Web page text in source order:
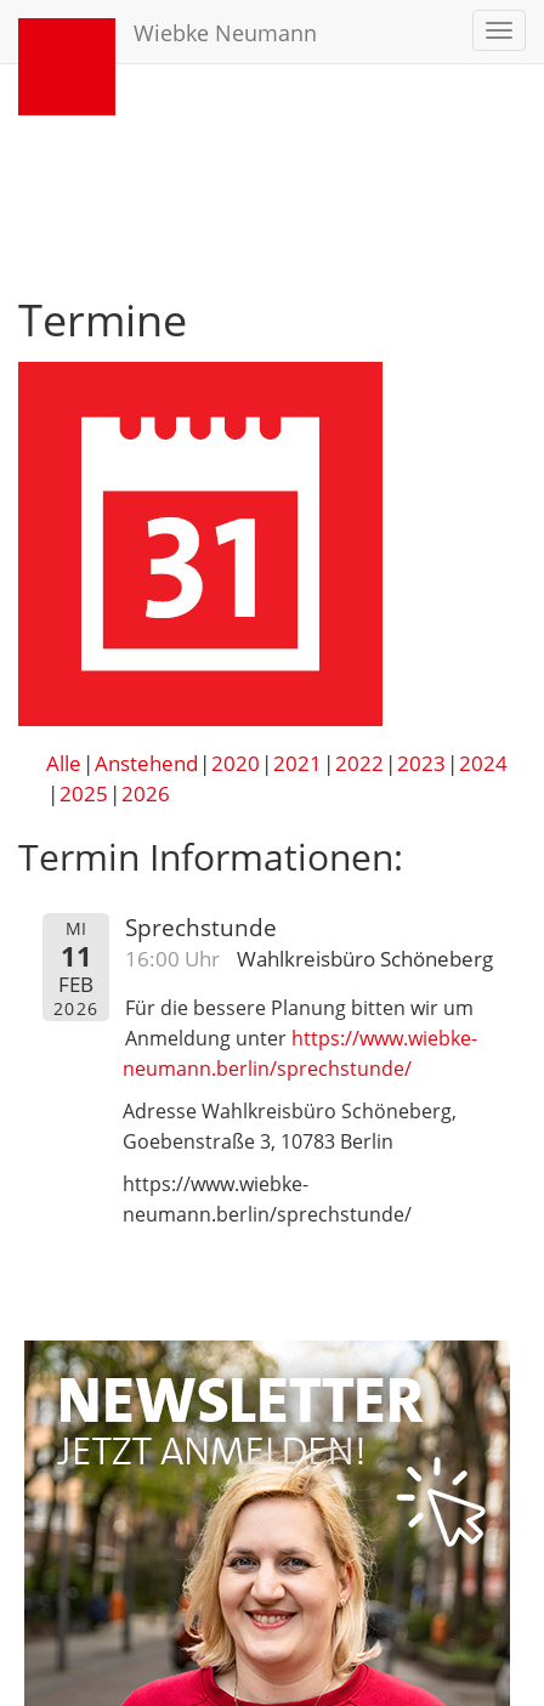
Wiebke Neumann
Termine
Alle Anstehend 2020 2021 2022 2023 2024
2025 2026
Termin Informationen:
MI
11
FEB
2026
Sprechstunde
16:00 Uhr Wahlkreisbüro Schöneberg
Für die bessere Planung bitten wir um
Anmeldung unter https://www.wiebke-
neumann.berlin/sprechstunde/
Adresse Wahlkreisbüro Schöneberg,
Goebenstraße 3, 10783 Berlin
https://www.wiebke-
neumann.berlin/sprechstunde/